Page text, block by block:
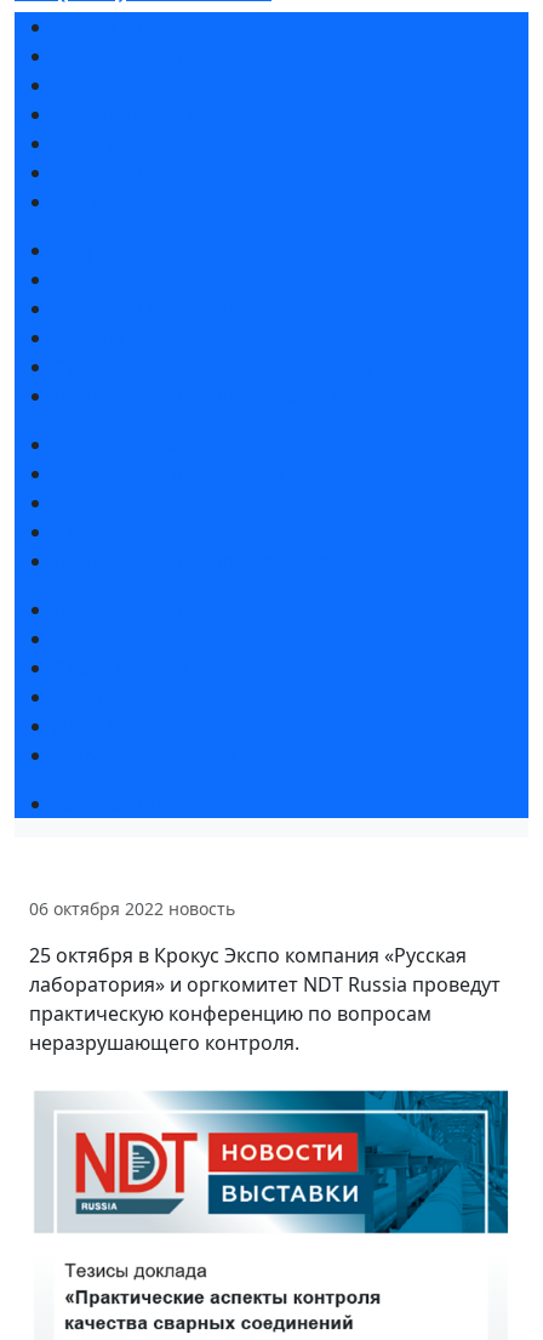
06 октября 2022 новость
25 октября в Крокус Экспо компания «Русская
лаборатория» и оргкомитет NDT Russia проведут
практическую конференцию по вопросам
неразрушающего контроля.